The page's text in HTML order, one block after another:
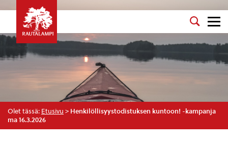
Olet tässä: Etusivu > Henkilöllisyystodistuksen kuntoon! -kampanja
ma 16.3.2026